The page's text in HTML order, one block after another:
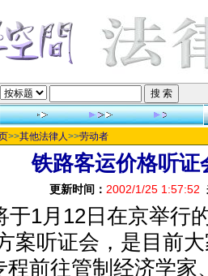
>>其他法律人>>劳动者
铁路客运价格听
更新时间： 2002/1/25 1:57:52
1月12日在京举行
案听证会，是目前
程前往管制经济学